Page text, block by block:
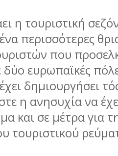
η τουριστική
περισσότερες
που
ευρωπαϊκές
δημιουργήσει
η ανησυχία να
και σε μέτρα για
τουριστικού